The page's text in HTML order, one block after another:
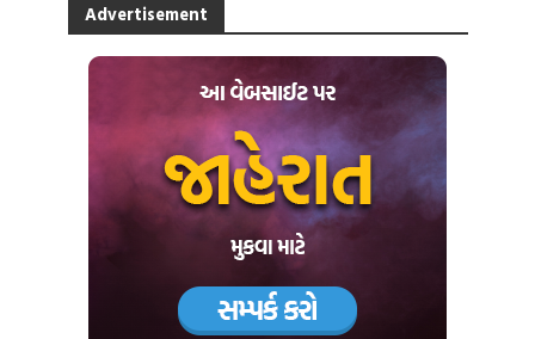
Advertisement